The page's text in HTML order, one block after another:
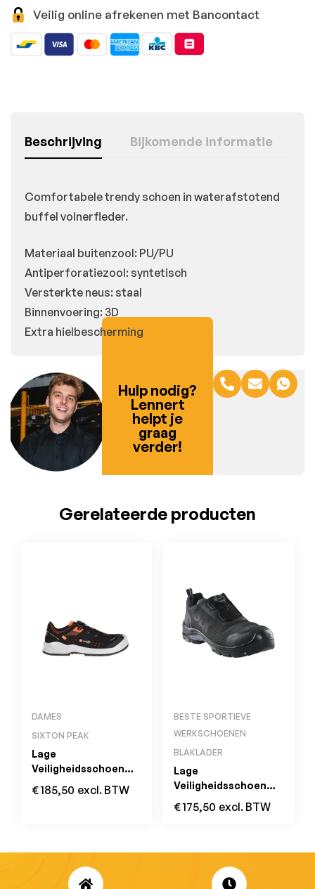
Veilig online afrekenen met Bancontact
Beschrijving Bijkomende informatie
Comfortabele trendy schoen in waterafstotend
buffel volnerfleder.
Materiaal buitenzool: PU/PU
Antiperforatiezool: syntetisch
Versterkte neus: staal
Binnenvoering: 3D
Extra hielbescherming
Hulp nodig?
Lennert
helpt je
graag
verder!
Gerelateerde producten
DAMES
SIXTON PEAK
Lage
Veiligheidsschoen
FORZA BOA
Zwart/Oranje S1P
€185,50 excl. BTW
BESTE SPORTIEVE
WERKSCHOENEN
BLAKLADER
Lage
Veiligheidsschoen
2470 GECKO S3 SRC
HRO ESD
€175,50 excl. BTW